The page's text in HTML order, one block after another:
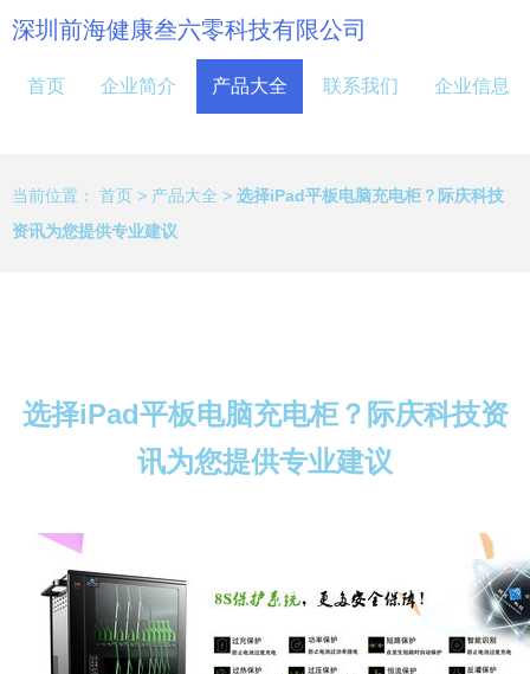
深圳前海健康叁六零科技有限公司
首页 企业简介 产品大全 联系我们 企业信息
当前位置： 首页 > 产品大全 > 选择iPad平板电脑充电柜？际庆科技
资讯为您提供专业建议
选择iPad平板电脑充电柜？际庆科技资
讯为您提供专业建议